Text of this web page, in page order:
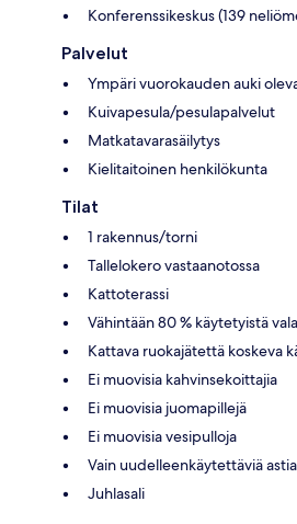
Konferenssikeskus (139
Palvelut
Ympäri vuorokauden auki
Kuivapesula/pesulapalvelut
Matkatavarasäilytys
Kielitaitoinen henkilökunta
Tilat
1 rakennus/torni
Tallelokero vastaanotossa
Kattoterassi
Vähintään 80 % käytetyistä
Kattava ruokajätettä koskeva
Ei muovisia kahvinsekoittajia
Ei muovisia juomapillejä
Ei muovisia vesipulloja
Vain uudelleenkäytettäviä
Juhlasali